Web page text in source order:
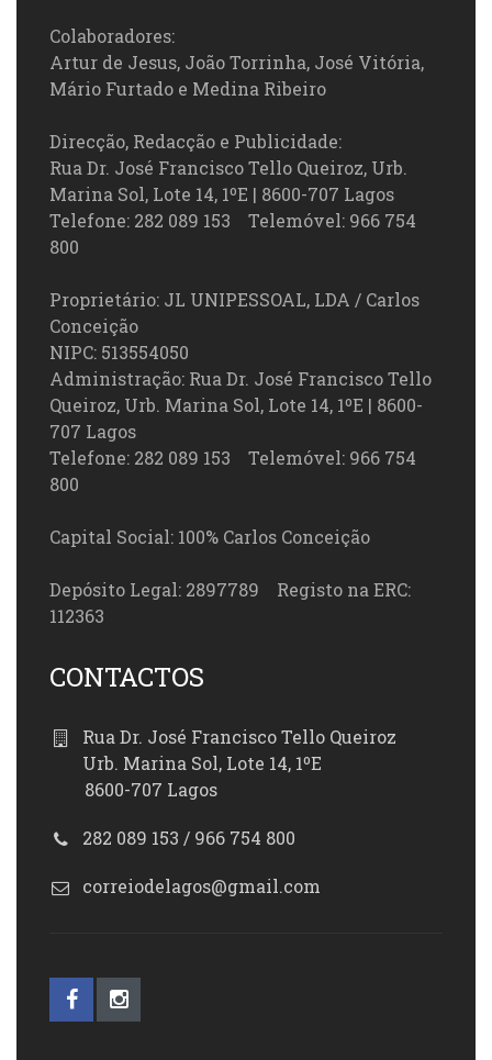
Colaboradores:
Artur de Jesus, João Torrinha, José Vitória,
Mário Furtado e Medina Ribeiro
Direcção, Redacção e Publicidade:
Rua Dr. José Francisco Tello Queiroz, Urb.
Marina Sol, Lote 14, 1ºE | 8600-707 Lagos
Telefone: 282 089 153 Telemóvel: 966 754
800
Proprietário: JL UNIPESSOAL, LDA / Carlos
Conceição
NIPC: 513554050
Administração: Rua Dr. José Francisco Tello
Queiroz, Urb. Marina Sol, Lote 14, 1ºE | 8600-
707 Lagos
Telefone: 282 089 153 Telemóvel: 966 754
800
Capital Social: 100% Carlos Conceição
Depósito Legal: 2897789 Registo na ERC:
112363
CONTACTOS
Rua Dr. José Francisco Tello Queiroz
Urb. Marina Sol, Lote 14, 1ºE
8600-707 Lagos
282 089 153 / 966 754 800
correiodelagos@gmail.com